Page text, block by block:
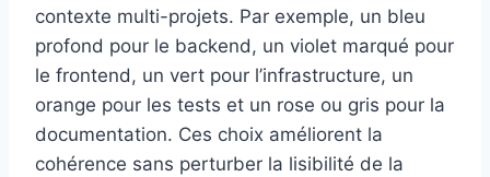
contexte multi-projets. Par exemple, un bleu
profond pour le backend, un violet marqué pour
le frontend, un vert pour l’infrastructure, un
orange pour les tests et un rose ou gris pour la
documentation. Ces choix améliorent la
cohérence sans perturber la lisibilité de la